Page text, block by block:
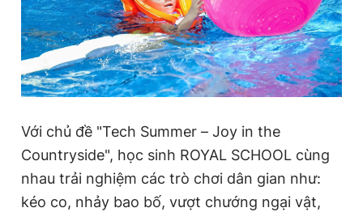
bản. Phát triển bởi ePi Technologies, JSC.
Với chủ đề "Tech Summer – Joy in the
Countryside", học sinh ROYAL SCHOOL cùng
nhau trải nghiệm các trò chơi dân gian như:
kéo co, nhảy bao bố, vượt chướng ngại vật,